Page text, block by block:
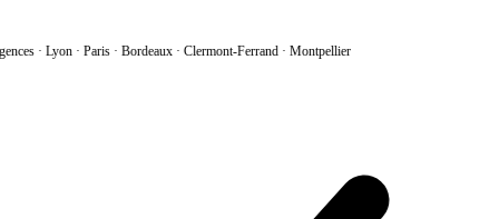
·Lyon · Paris · Bordeaux · Clermont-Ferrand · Montpellier